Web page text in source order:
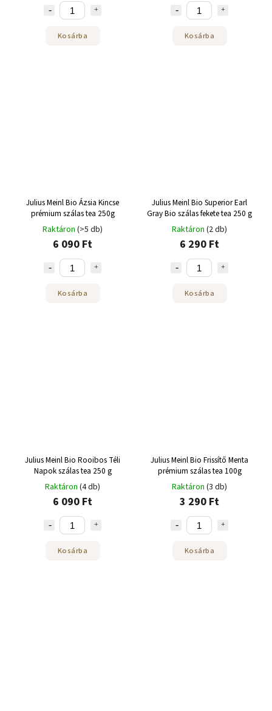
Kosárba Kosárba
Julius Meinl Bio Ázsia Kincse
prémium szálas tea 250g
Raktáron (>5 db)
6 090 Ft
Kosárba
Julius Meinl Bio Superior Earl
Gray Bio szálas fekete tea 250 g
Raktáron (2 db)
6 290 Ft
Kosárba
Julius Meinl Bio Rooibos Téli
Napok szálas tea 250 g
Raktáron (4 db)
6 090 Ft
Kosárba
Julius Meinl Bio Frissítő Menta
prémium szálas tea 100g
Raktáron (3 db)
3 290 Ft
Kosárba